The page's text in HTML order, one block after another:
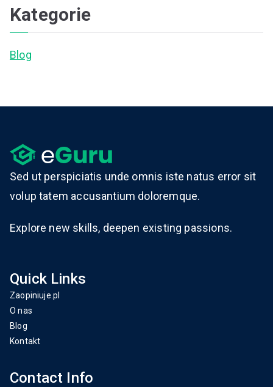
Kategorie
Blog
Sed ut perspiciatis unde omnis iste natus error sit
volup tatem accusantium doloremque.
Explore new skills, deepen existing passions.
Quick Links
Zaopiniuje.pl
O nas
Blog
Kontakt
Contact Info